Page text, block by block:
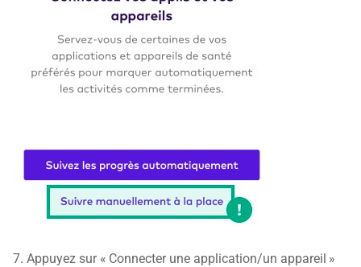
7. Appuyez sur « Connecter une application/un appareil »